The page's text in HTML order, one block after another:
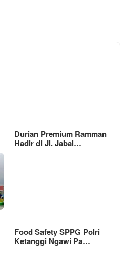
Durian Premium Ramman
Hadir di Jl. Jabal…
Food Safety SPPG Polri
Ketanggi Ngawi Pa…